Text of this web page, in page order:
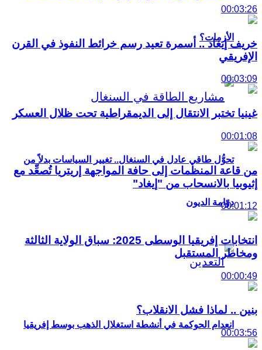
الأزمات؟
تحوُّل طاقي عادل في السنغال.. تغيير السياسات بدلاً من
دوّامة الديون
انعدام الحوكمة في أنشطة استغلال الذهب بوسط إفريقيا
00:03:26
خريف إيغاد .. أسمرة تعيد رسم خرائط النفوذ في القرن
الإفريقي
00:03:09
غينيا تختبر الانتقال إلى الديمقراطية تحت ظلال العسكر
00:01:08
من قاعة المنظمات إلى حافة المواجهة إريتريا تُصعِّد مع
إثيوبيا بالانسحاب من "إيغاد"
00:01:12
انتخابات إفريقيا الوسطى 2025: سباق الولاية الثالثة
ومخاطر المستقبل
00:00:49
بنين .. لماذا فشل الانقلاب؟
00:03:56